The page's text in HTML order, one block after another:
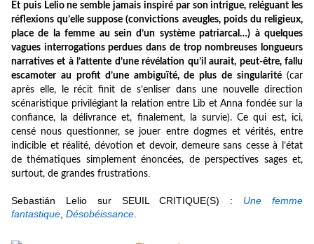
Et puis Lelio ne semble jamais inspiré par son intrigue, reléguant les
réflexions qu’elle suppose (convictions aveugles, poids du religieux,
place de la femme au sein d’un système patriarcal…) à quelques
vagues interrogations perdues dans de trop nombreuses longueurs
narratives et à l’attente d’une révélation qu’il aurait, peut-être, fallu
escamoter au profit d’une ambiguïté, de plus de singularité (car
après elle, le récit finit de s’enliser dans une nouvelle direction
scénaristique privilégiant la relation entre Lib et Anna fondée sur la
confiance, la délivrance et, finalement, la survie). Ce qui est, ici,
censé nous questionner, se jouer entre dogmes et vérités, entre
indicible et réalité, dévotion et devoir, demeure sans cesse à l’état
de thématiques simplement énoncées, de perspectives sages et,
surtout, de grandes frustrations
Sebastián Lelio sur SEUIL CRITIQUE(S) : Une femme
fantastique Désobéissance